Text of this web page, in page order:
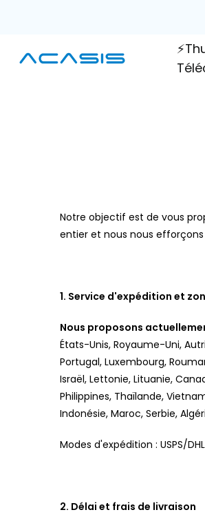
contenu
Notre objectif est de vous
entier et nous nous
1. Service d'expédition et
Nous proposons
États-Unis, Royaume-Uni,
Portugal, Luxembourg,
Israël, Lettonie, Lituanie,
Philippines, Thaïlande,
Indonésie, Maroc, Serbie,
Modes d'expédition : USPS/
2. Délai et frais de livraison